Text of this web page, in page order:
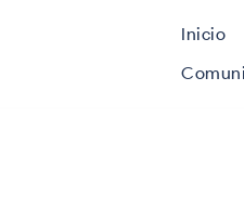
Inicio